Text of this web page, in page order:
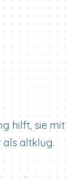
hilft, sie mit
als altklug.